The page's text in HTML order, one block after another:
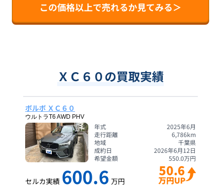
この価格以上で売れるか見てみる＞
ＸＣ６０の買取実績
ボルボ ＸＣ６０
ウルトラT6 AWD PHV
年式
2025年6月
走行距離
6,786km
地域
千葉県
成約日
2026年6月12日
希望金額
550.0万円
セルカ実績 600.6 万円
50.6
万円UP